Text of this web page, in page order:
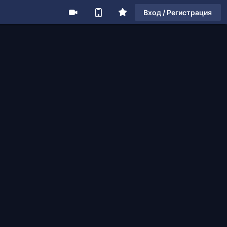
Вход / Регистрация